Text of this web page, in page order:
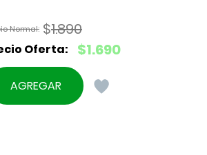
$1.890
El
precio
original
$1.690
El
precio
actual
AGREGAR